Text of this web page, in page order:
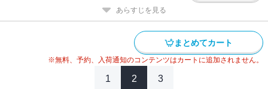
あらすじを見る
まとめてカート
※無料、予約、入荷通知のコンテンツはカートに追加されません。
1 2 3